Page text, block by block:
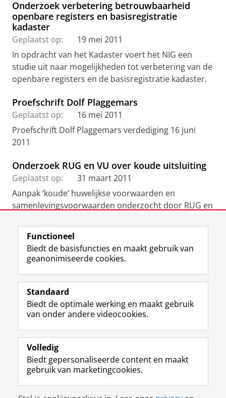
Onderzoek verbetering betrouwbaarheid
openbare registers en basisregistratie
kadaster
Geplaatst op:
19 mei 2011
In opdracht van het Kadaster voert het NIG een
studie uit naar mogelijkheden tot verbetering van de
openbare registers en de basisregistratie kadaster.
Proefschrift Dolf Plaggemars
Geplaatst op:
16 mei 2011
Proefschrift Dolf Plaggemars verdediging 16 juni
2011
Onderzoek RUG en VU over koude uitsluiting
Geplaatst op:
31 maart 2011
Aanpak ‘koude’ huwelijkse voorwaarden en
samenlevingsvoorwaarden onderzocht door RUG en
Volg de RUG
F
a
e
b
o
p
a
i
L
i
k
e
I
-
p
g
R
S
-
f
e
R
k
I
n
t
r
m
c
Y
o
T
e
k
a
Studiekiezers
Alumni
Over ons
Disclaimer & Copyright
Functioneel
Biedt de basisfuncties en maakt gebruik van
geanonimiseerde cookies.
Standaard
Biedt de optimale werking en maakt gebruik
van onder andere videocookies.
Volledig
Biedt gepersonaliseerde content en maakt
gebruik van marketingcookies.